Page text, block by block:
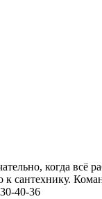
когда всё
к сантехнику.
40-36